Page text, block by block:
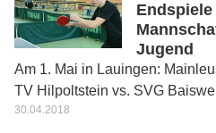
Jugend
Am 1. Mai in Lauingen:
TV Hilpoltstein vs. SVG
30.04.2018